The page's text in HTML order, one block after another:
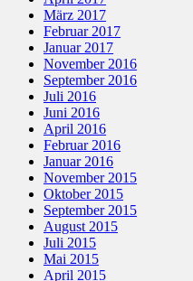
März 2017
Februar 2017
Januar 2017
November 2016
September 2016
Juli 2016
Juni 2016
April 2016
Februar 2016
Januar 2016
November 2015
Oktober 2015
September 2015
August 2015
Juli 2015
Mai 2015
April 2015